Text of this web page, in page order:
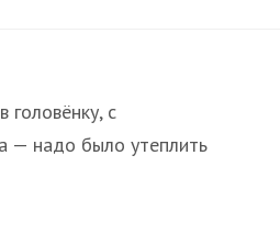
с
— надо было утеплить